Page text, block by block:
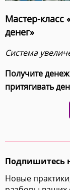
Мастер-класс
денег»
Система
Получите
притягивать
Подпишитесь
Новые